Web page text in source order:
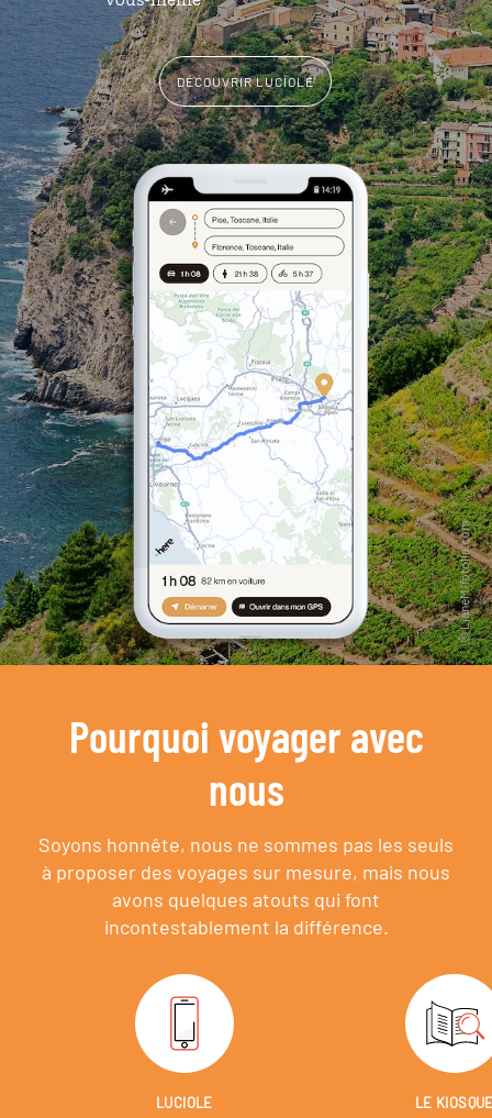
DÉCOUVRIR LUCIOLE
Pourquoi voyager avec
nous
Soyons honnête, nous ne sommes pas les seuls
à proposer des voyages sur mesure, mais nous
avons quelques atouts qui font
incontestablement la différence.
LUCIOLE
LE